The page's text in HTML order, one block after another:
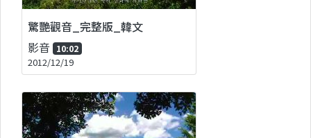
驚艷觀音_完整版_韓文
影音 10:02
2012/12/19